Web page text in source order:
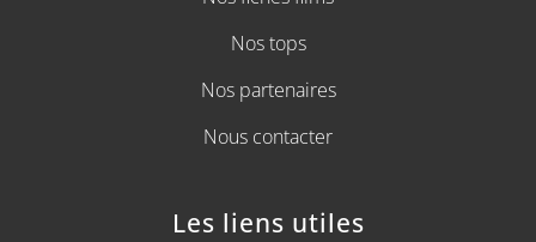
Nos tops
Nos partenaires
Nous contacter
Les liens utiles